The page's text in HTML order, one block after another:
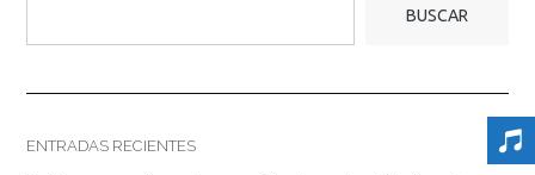
BUSCAR
ENTRADAS RECIENTES